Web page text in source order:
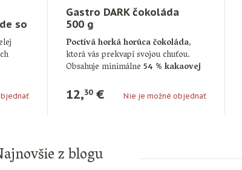
so
g
Gastro DARK čokoláda
500 g
Poctivá horká horúca čokoláda,
ktorá vás prekvapí svojou chuťou.
Obsahuje minimálne54 % kakaovej
12,30€ Nie je možné objednať
z blogu